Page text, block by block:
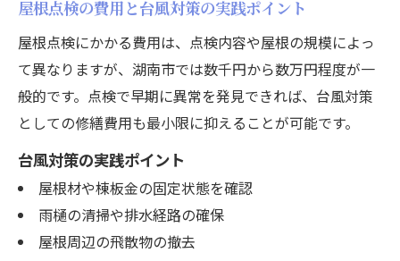
屋根点検の費用と台風対策の実践ポイント
屋根点検にかかる費用は、点検内容や屋根の規模によっ
て異なりますが、湖南市では数千円から数万円程度が一
般的です。点検で早期に異常を発見できれば、台風対策
としての修繕費用も最小限に抑えることが可能です。
台風対策の実践ポイント
屋根材や棟板金の固定状態を確認
雨樋の清掃や排水経路の確保
屋根周辺の飛散物の撤去